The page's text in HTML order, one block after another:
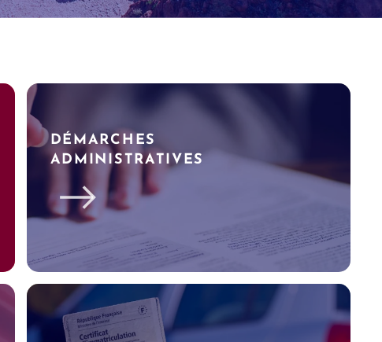
DÉMARCHES
ADMINISTRATIVES